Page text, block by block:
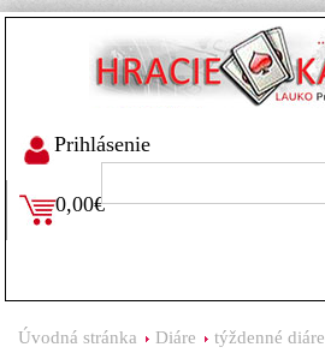
Prihlásenie
0,00€
Úvodná stránka Diáre týždenné diáre